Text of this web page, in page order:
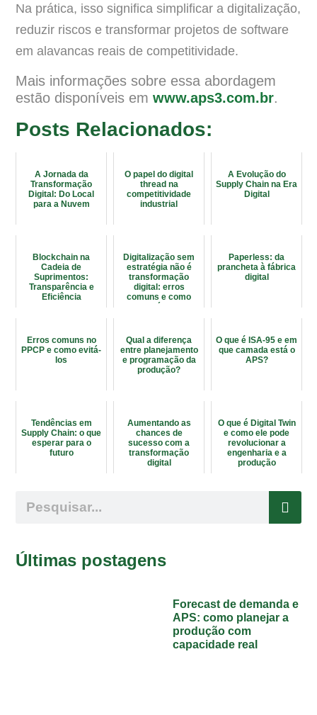
Na prática, isso significa simplificar a digitalização,
reduzir riscos e transformar projetos de software
em alavancas reais de competitividade.
Mais informações sobre essa abordagem
estão disponíveis em www.aps3.com.br.
Posts Relacionados:
A Jornada da
Transformação
Digital: Do Local
para a Nuvem
O papel do digital
thread na
competitividade
industrial
A Evolução do
Supply Chain na Era
Digital
Blockchain na
Cadeia de
Suprimentos:
Transparência e
Eficiência
Digitalização sem
estratégia não é
transformação
digital: erros
comuns e como
evitá-los
Paperless: da
prancheta à fábrica
digital
Erros comuns no
PPCP e como evitá-
los
Qual a diferença
entre planejamento
e programação da
produção?
O que é ISA-95 e em
que camada está o
APS?
Tendências em
Supply Chain: o que
esperar para o
futuro
Aumentando as
chances de
sucesso com a
transformação
digital
O que é Digital Twin
e como ele pode
revolucionar a
engenharia e a
produção
Últimas postagens
Forecast de demanda e
APS: como planejar a
produção com
capacidade real